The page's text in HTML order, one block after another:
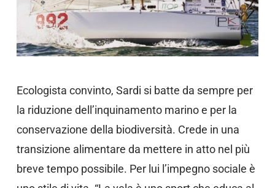
Ecologista convinto, Sardi si batte da sempre per
la riduzione dell’inquinamento marino e per la
conservazione della biodiversità. Crede in una
transizione alimentare da mettere in atto nel più
breve tempo possibile. Per lui l’impegno sociale è